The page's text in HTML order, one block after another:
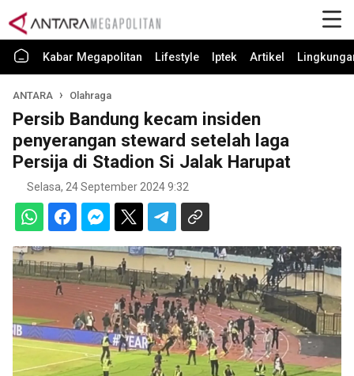
Kabar Megapolitan Lifestyle Iptek Artikel
ANTARA Olahraga
Persib Bandung kecam insiden
penyerangan steward setelah laga
Persija di Stadion Si Jalak Harupat
Selasa, 24 September 2024 9:32